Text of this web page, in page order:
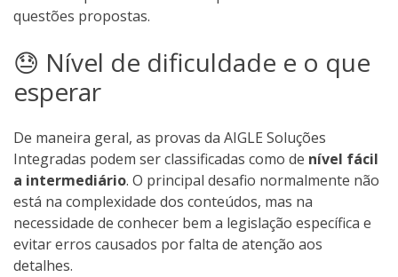
questões propostas.
😓 Nível de dificuldade e o que
esperar
De maneira geral, as provas da AIGLE Soluções
Integradas podem ser classificadas como de nível fácil
a intermediário. O principal desafio normalmente não
está na complexidade dos conteúdos, mas na
necessidade de conhecer bem a legislação específica e
evitar erros causados por falta de atenção aos
detalhes.